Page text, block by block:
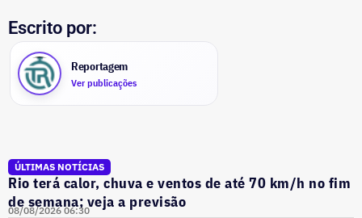
Escrito por:
Reportagem
Ver publicações
ÚLTIMAS NOTÍCIAS
Rio terá calor, chuva e ventos de até 70 km/h no fim
de semana; veja a previsão
08/08/2026 06:30